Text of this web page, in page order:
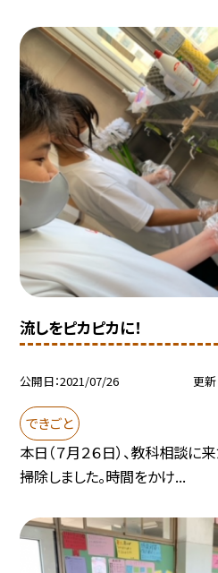
流しをピカピカに！
公開日 2021/07/26 更
できごと
本日（７月２６日）、教科相談に
掃除しました。時間をかけ...